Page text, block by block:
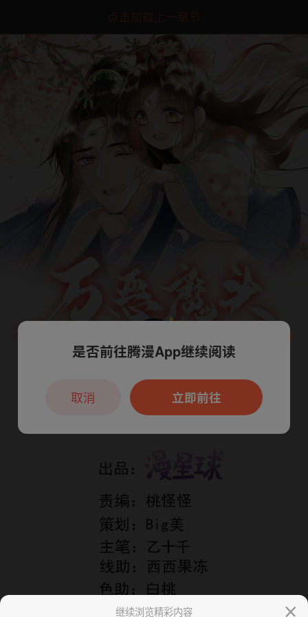
点击加载上一章节
继续浏览精彩内容
本章节仅支持App阅读，可打开App新用
户7天免费看
是否前往腾漫App继续阅读
立即前往
取消